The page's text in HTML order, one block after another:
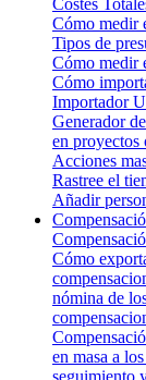
Cómo medir
Tipos de
Cómo medir
Cómo
Importador
Generador
en proyectos
Acciones
Rastree el
Añadir
Cómo
nómina de
en masa a
seguimiento